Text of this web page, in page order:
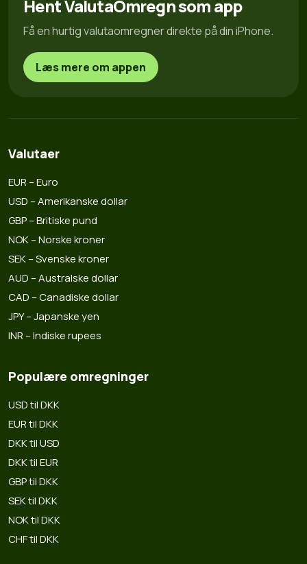
Hent ValutaOmregn som app
Få en hurtig valutaomregner direkte på din iPhone.
Læs mere om appen
Valutaer
EUR – Euro
USD – Amerikanske dollar
GBP – Britiske pund
NOK – Norske kroner
SEK – Svenske kroner
AUD – Australske dollar
CAD – Canadiske dollar
JPY – Japanske yen
INR – Indiske rupees
Populære omregninger
USD til DKK
EUR til DKK
DKK til USD
DKK til EUR
GBP til DKK
SEK til DKK
NOK til DKK
CHF til DKK